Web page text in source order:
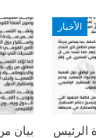
بيان
الأخبار
الرئيس